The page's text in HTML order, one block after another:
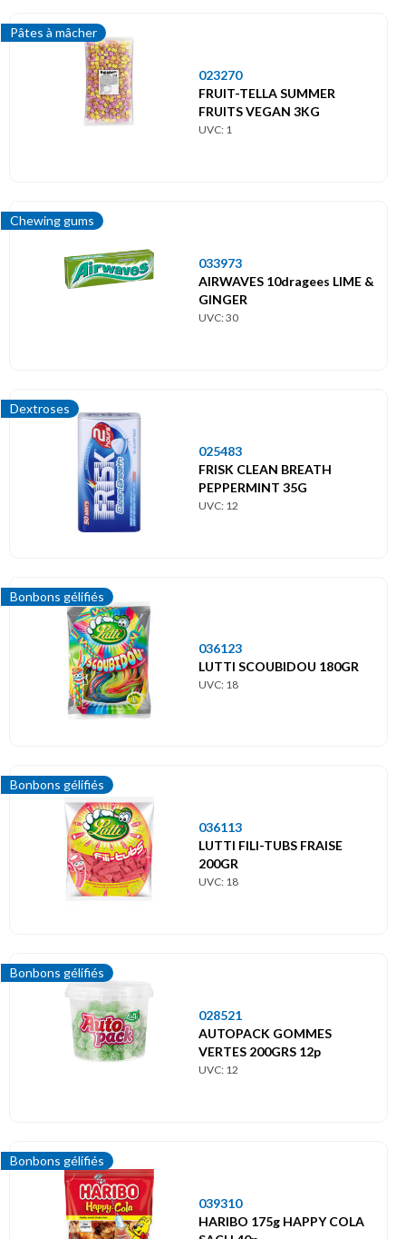
Pâtes à mâcher
023270
FRUIT-TELLA SUMMER
FRUITS VEGAN 3KG
UVC: 1
Chewing gums
033973
AIRWAVES 10dragees LIME &
GINGER
UVC: 30
Dextroses
025483
FRISK CLEAN BREATH
PEPPERMINT 35G
UVC: 12
Bonbons gélifiés
036123
LUTTI SCOUBIDOU 180GR
UVC: 18
Bonbons gélifiés
036113
LUTTI FILI-TUBS FRAISE
200GR
UVC: 18
Bonbons gélifiés
028521
AUTOPACK GOMMES
VERTES 200GRS 12p
UVC: 12
Bonbons gélifiés
039310
HARIBO 175g HAPPY COLA